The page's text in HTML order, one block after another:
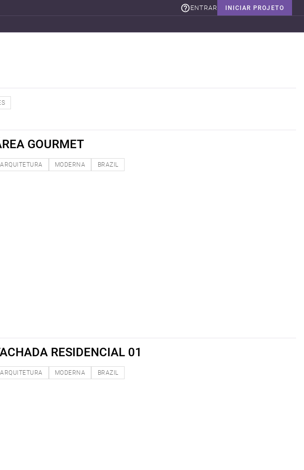
INICIAR PROJETO
ENTRAR
GOURMET
ARQUITETURA MODERNA BRAZIL
RESIDENCIAL 01
ARQUITETURA MODERNA BRAZIL